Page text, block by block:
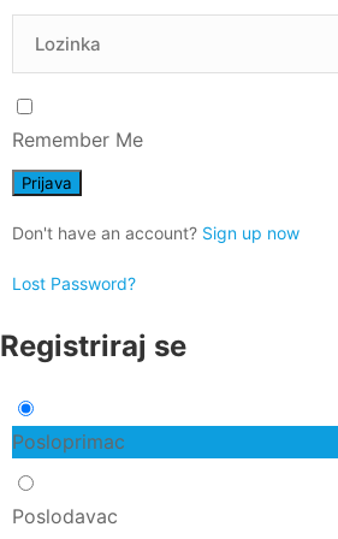
Remember Me
Don't have an account? Sign up now
Lost Password?
Registriraj se
Posloprimac
Poslodavac